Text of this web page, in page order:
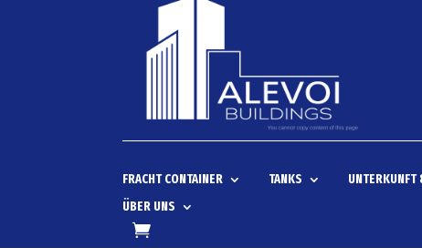
FRACHT CONTAINER TANKS UNTERKUNFT
ÜBER UNS